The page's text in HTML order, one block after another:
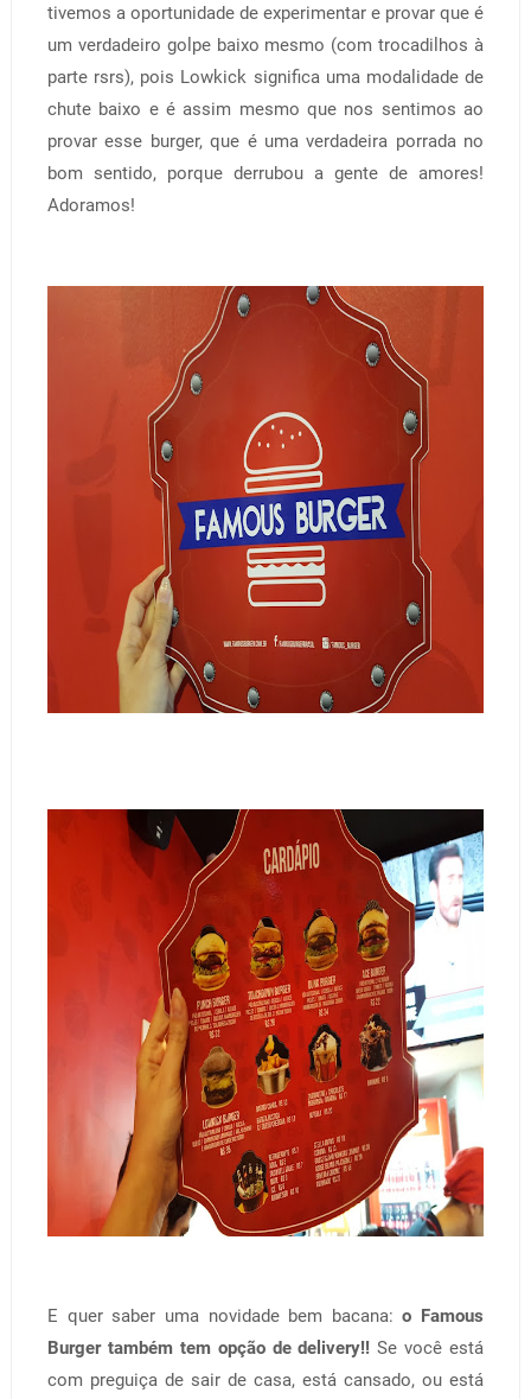
tivemos a oportunidade de experimentar e provar que é
um verdadeiro golpe baixo mesmo (com trocadilhos à
parte rsrs), pois Lowkick significa uma modalidade de
chute baixo e é assim mesmo que nos sentimos ao
provar esse burger, que é uma verdadeira porrada no
bom sentido, porque derrubou a gente de amores!
Adoramos!
E quer saber uma novidade bem bacana: o Famous
Burger também tem opção de delivery!! Se você está
com preguiça de sair de casa, está cansado, ou está